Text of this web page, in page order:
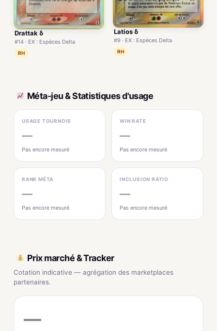
Drattak δ
#14 · EX : Espèces Delta
RH
Latios δ
#9 · EX : Espèces Delta
RH
Méta-jeu & Statistiques d'usage
USAGE TOURNOIS
—
Pas encore mesuré
WIN RATE
—
Pas encore mesuré
RANK MÉTA
—
Pas encore mesuré
INCLUSION RATIO
—
Pas encore mesuré
Prix marché & Tracker
Cotation indicative — agrégation des marketplaces
partenaires.
—